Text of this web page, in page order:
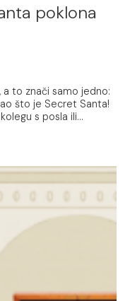
poklona
a to znači samo jedno:
što je Secret Santa!
s posla ili...